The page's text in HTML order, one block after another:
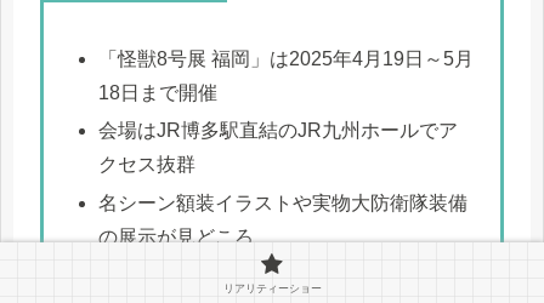
「怪獣8号展 福岡」は2025年4月19日～5月
18日まで開催
会場はJR博多駅直結のJR九州ホールでア
クセス抜群
名シーン額装イラストや実物大防衛隊装備
の展示が見どころ
福岡限定イベント「怪獣9号展」「怪獣捜
リアリティーショー